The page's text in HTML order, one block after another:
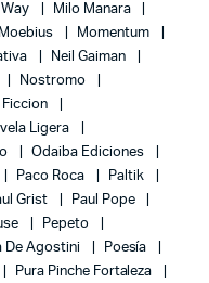
Milo Manara
Moebius
Momentum
Neil Gaiman
Nostromo
Ficcion
Ligera
Odaiba Ediciones
Paco Roca
Paltik
Grist
Paul Pope
Pepeto
De Agostini
Poesía
Pura Pinche Fortaleza